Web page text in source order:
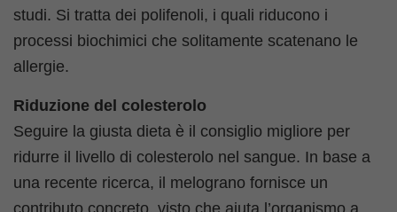
studi. Si tratta dei polifenoli, i quali riducono i
processi biochimici che solitamente scatenano le
allergie.
Riduzione del colesterolo
Seguire la giusta dieta è il consiglio migliore per
ridurre il livello di colesterolo nel sangue. In base a
una recente ricerca, il melograno fornisce un
contributo concreto, visto che aiuta l’organismo a